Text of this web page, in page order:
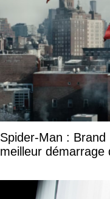
Spider-Man :
meilleur démarrage